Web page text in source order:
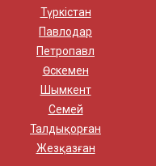
Түркістан
Павлодар
Петропавл
Өскемен
Шымкент
Семей
Талдықорған
Жезқазған